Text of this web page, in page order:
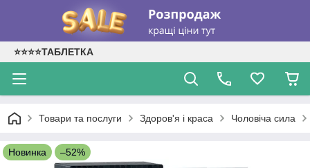
⭐⭐⭐⭐ТАБЛЕТКА
Товари та послуги Здоров'я і краса Чоловіча сила
Новинка –52%